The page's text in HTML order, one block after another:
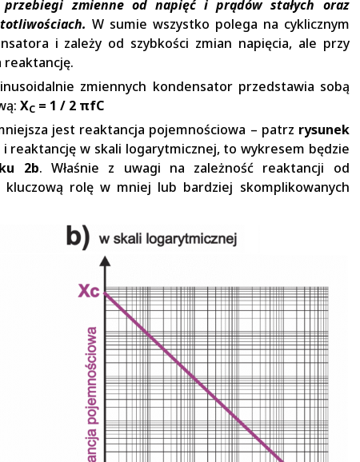
przebiegi zmienne od napięć i prądów stałych oraz
W sumie wszystko polega na cyklicznym
i zależy od szybkości zmian napięcia, ale przy
reaktancję.
zmiennych kondensator przedstawia sobą
XC = 1 / 2 πfC
jest reaktancja pojemnościowa – patrz rysunek
reaktancję w skali logarytmicznej, to wykresem będzie
2b. Właśnie z uwagi na zależność reaktancji od
kluczową rolę w mniej lub bardziej skomplikowanych